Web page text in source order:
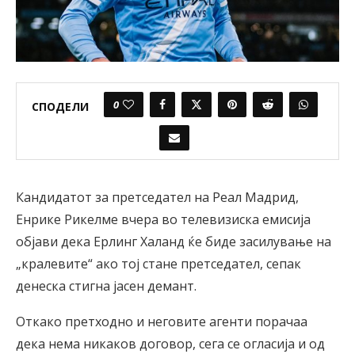
СПОДЕЛИ 0
Кандидатот за претседател на Реал Мадрид,
Енрике Рикелме вчера во телевизиска емисија
објави дека Ерлинг Халанд ќе биде засилување на
„кралевите“ ако тој стане претседател, сепак
денеска стигна јасен демант.
Откако претходно и неговите агенти порачаа
дека нема никаков договор, сега се огласија и од